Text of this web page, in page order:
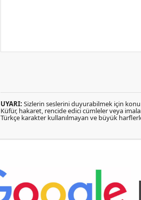
UYARI: Sizlerin seslerini duyurabilmek için konu
Küfür, hakaret, rencide edici cümleler veya
Türkçe karakter kullanılmayan ve büyük